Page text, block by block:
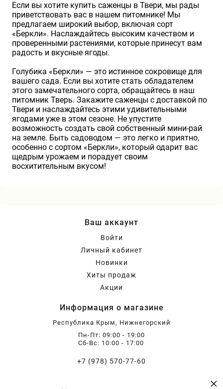
Если вы хотите купить саженцы в Твери, мы рады
приветствовать вас в нашем питомнике! Мы
предлагаем широкий выбор, включая сорт
«Беркли». Наслаждайтесь высоким качеством и
проверенными растениями, которые принесут вам
радость и вкусные ягоды.
Голубика «Беркли» — это истинное сокровище для
вашего сада. Если вы хотите стать обладателем
этого замечательного сорта, обращайтесь в наш
питомник Тверь. Закажите саженцы с доставкой по
Твери и наслаждайтесь этими удивительными
ягодами уже в этом сезоне. Не упустите
возможность создать свой собственный мини-рай
на земле. Быть садоводом — это легко и приятно,
особенно с сортом «Беркли», который одарит вас
щедрым урожаем и порадует своим
восхитительным вкусом!
Ваш аккаунт
Войти
Личный кабинет
Новинки
Хиты продаж
Акции
Информация о магазине
Республика Крым, Нижнегорский
Пн-Пт: 09:00 - 19:00
Сб-Вс: 10:00 - 17:00
+7 (978) 570-77-60
×